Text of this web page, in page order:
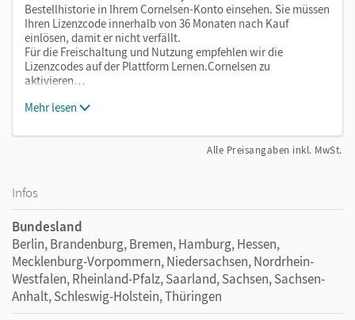
Bestellhistorie in Ihrem Cornelsen-Konto einsehen. Sie müssen
Ihren Lizenzcode innerhalb von 36 Monaten nach Kauf
einlösen, damit er nicht verfällt.
Für die Freischaltung und Nutzung empfehlen wir die
Lizenzcodes auf der Plattform Lernen.Cornelsen zu
aktivieren…
Mehr lesen
Alle Preisangaben inkl. MwSt.
Infos
Bundesland
Berlin, Brandenburg, Bremen, Hamburg, Hessen,
Mecklenburg-Vorpommern, Niedersachsen, Nordrhein-
Westfalen, Rheinland-Pfalz, Saarland, Sachsen, Sachsen-
Anhalt, Schleswig-Holstein, Thüringen